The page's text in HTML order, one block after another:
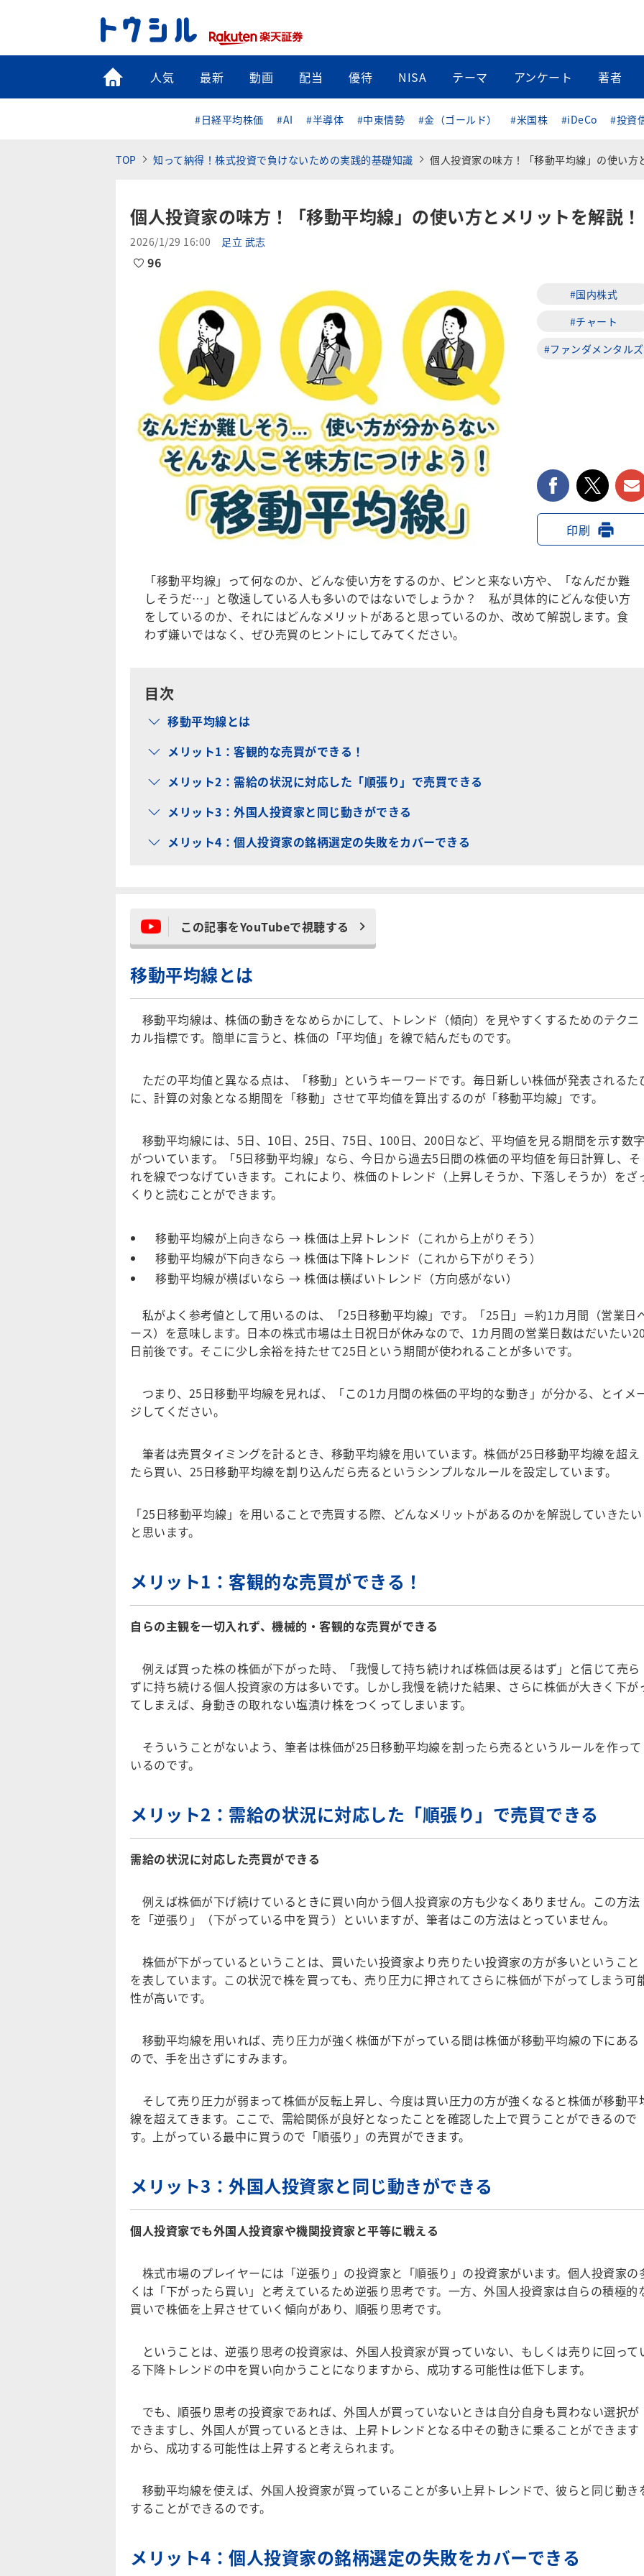
トップ
人気 最新 動画 配当 優待 NISA テーマ アンケート 著者
#日経平均株価 #AI #半導体 #中東情勢 #金（ゴールド） #米国株 #iDeCo #投資
TOP 知って納得！株式投資で負けないための実践的基礎知識 個人投資家の味方！「移動平均線」の使い方とメリットを解説
個人投資家の味方！「移動平均線」の使い方とメリットを解説！
2026/1/29 16:00 足立 武志
96
#国内株式
#チャート
#ファンダメンタルズ
facebook
印刷
「移動平均線」って何なのか、どんな使い方をするのか、ピンと来ない方や、「なんだか難
しそうだ…」と敬遠している人も多いのではないでしょうか？ 私が具体的にどんな使い方
をしているのか、それにはどんなメリットがあると思っているのか、改めて解説します。食
わず嫌いではなく、ぜひ売買のヒントにしてみてください。
目次
移動平均線とは
メリット1：客観的な売買ができる！
メリット2：需給の状況に対応した「順張り」で売買できる
メリット3：外国人投資家と同じ動きができる
メリット4：個人投資家の銘柄選定の失敗をカバーできる
この記事をYouTubeで視聴する
移動平均線とは
移動平均線は、株価の動きをなめらかにして、トレンド（傾向）を見やすくするためのテクニ
カル指標です。簡単に言うと、株価の「平均値」を線で結んだものです。
ただの平均値と異なる点は、「移動」というキーワードです。毎日新しい株価が発表されるた
に、計算の対象となる期間を「移動」させて平均値を算出するのが「移動平均線」です。
移動平均線には、5日、10日、25日、75日、100日、200日など、平均値を見る期間を示す数
がついています。「5日移動平均線」なら、今日から過去5日間の株価の平均値を毎日計算し、そ
れを線でつなげていきます。これにより、株価のトレンド（上昇しそうか、下落しそうか）をざ
くりと読むことができます。
移動平均線が上向きなら → 株価は上昇トレンド（これから上がりそう）
移動平均線が下向きなら → 株価は下降トレンド（これから下がりそう）
移動平均線が横ばいなら → 株価は横ばいトレンド（方向感がない）
私がよく参考値として用いるのは、「25日移動平均線」です。「25日」＝約1カ月間（営業日
ース）を意味します。日本の株式市場は土日祝日が休みなので、1カ月間の営業日数はだいたい
日前後です。そこに少し余裕を持たせて25日という期間が使われることが多いです。
つまり、25日移動平均線を見れば、「この1カ月間の株価の平均的な動き」が分かる、とイメ
ジしてください。
筆者は売買タイミングを計るとき、移動平均線を用いています。株価が25日移動平均線を超え
たら買い、25日移動平均線を割り込んだら売るというシンプルなルールを設定しています。
「25日移動平均線」を用いることで売買する際、どんなメリットがあるのかを解説していきたい
と思います。
メリット1：客観的な売買ができる！
自らの主観を一切入れず、機械的・客観的な売買ができる
例えば買った株の株価が下がった時、「我慢して持ち続ければ株価は戻るはず」と信じて売ら
ずに持ち続ける個人投資家の方は多いです。しかし我慢を続けた結果、さらに株価が大きく下が
てしまえば、身動きの取れない塩漬け株をつくってしまいます。
そういうことがないよう、筆者は株価が25日移動平均線を割ったら売るというルールを作って
いるのです。
メリット2：需給の状況に対応した「順張り」で売買できる
需給の状況に対応した売買ができる
例えば株価が下げ続けているときに買い向かう個人投資家の方も少なくありません。この方法
を「逆張り」（下がっている中を買う）といいますが、筆者はこの方法はとっていません。
株価が下がっているということは、買いたい投資家より売りたい投資家の方が多いということ
を表しています。この状況で株を買っても、売り圧力に押されてさらに株価が下がってしまう可
性が高いです。
移動平均線を用いれば、売り圧力が強く株価が下がっている間は株価が移動平均線の下にある
ので、手を出さずにすみます。
そして売り圧力が弱まって株価が反転上昇し、今度は買い圧力の方が強くなると株価が移動平
線を超えてきます。ここで、需給関係が良好となったことを確認した上で買うことができるので
す。上がっている最中に買うので「順張り」の売買ができます。
メリット3：外国人投資家と同じ動きができる
個人投資家でも外国人投資家や機関投資家と平等に戦える
株式市場のプレイヤーには「逆張り」の投資家と「順張り」の投資家がいます。個人投資家の
くは「下がったら買い」と考えているため逆張り思考です。一方、外国人投資家は自らの積極的
買いで株価を上昇させていく傾向があり、順張り思考です。
ということは、逆張り思考の投資家は、外国人投資家が買っていない、もしくは売りに回って
る下降トレンドの中を買い向かうことになりますから、成功する可能性は低下します。
でも、順張り思考の投資家であれば、外国人が買っていないときは自分自身も買わない選択が
できますし、外国人が買っているときは、上昇トレンドとなる中その動きに乗ることができます
から、成功する可能性は上昇すると考えられます。
移動平均線を使えば、外国人投資家が買っていることが多い上昇トレンドで、彼らと同じ動き
することができるのです。
メリット4：個人投資家の銘柄選定の失敗をカバーできる